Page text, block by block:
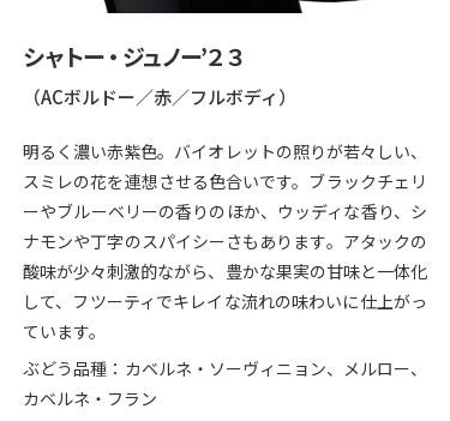
シャトー・ジュノー’２３
（ACボルドー／赤／フルボディ）
明るく濃い赤紫色。バイオレットの照りが若々しい、
スミレの花を連想させる色合いです。ブラックチェリ
ーやブルーベリーの香りのほか、ウッディな香り、シ
ナモンや丁字のスパイシーさもあります。アタックの
酸味が少々刺激的ながら、豊かな果実の甘味と一体化
して、フツーティでキレイな流れの味わいに仕上がっ
ています。
ぶどう品種：カベルネ・ソーヴィニョン、メルロー、
カベルネ・フラン